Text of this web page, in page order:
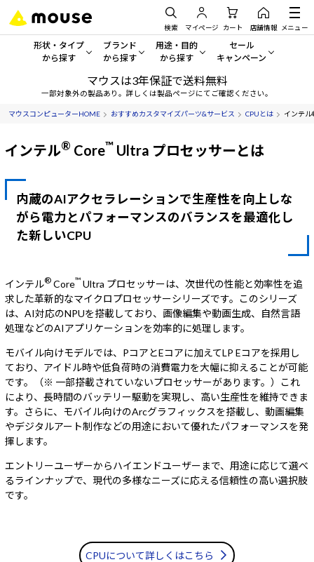
検索 マイページ カート 店舗情報 メニュー
形状・タイプ
から探す
形状・タイプから探す をすべてみる
デスクトップPC
ノートPC
サーバー
ディスプレイ
Windows 11 |Copilot+ PC
ブランド
から探す
mouse
G TUNE
NEXTGEAR
MousePro
Windows 11| Copilot+ PC
用途・目的
から探す
一般向けパソコン
ゲーミングPC・ゲーム向けパソコン
クリエイティブ向け
学習向けパソコン
AIおすすめパソコン
Windows 11|Copilot+ PC
セール
キャンペーン
セール・キャンペーン
期間限定セール
おすすめ目玉パソコン
今イチオシのパソコンをピッ
Copilot+ PC
マウスは3年保証で送料無料
一部対象外の製品あり。詳しくは製品ページにてご確認ください。
マウスコンピューターHOME おすすめカスタマイズパーツ&サービス CPUとは インテ
インテル® Core™ Ultra プロセッサーとは
内蔵のAIアクセラレーションで生産性を向上しな
がら電力とパフォーマンスのバランスを最適化し
た新しいCPU
インテル® Core™ Ultra プロセッサーは、次世代の性能と効率性を追
求した革新的なマイクロプロセッサーシリーズです。このシリーズ
は、AI対応のNPUを搭載しており、画像編集や動画生成、自然言語
処理などのAIアプリケーションを効率的に処理します。
モバイル向けモデルでは、PコアとEコアに加えてLP Eコアを採用し
ており、アイドル時や低負荷時の消費電力を大幅に抑えることが可能
です。（※ 一部搭載されていないプロセッサーがあります。）これ
により、長時間のバッテリー駆動を実現し、高い生産性を維持できま
す。さらに、モバイル向けのArcグラフィックスを搭載し、動画編集
やデジタルアート制作などの用途において優れたパフォーマンスを発
揮します。
エントリーユーザーからハイエンドユーザーまで、用途に応じて選べ
るラインナップで、現代の多様なニーズに応える信頼性の高い選択肢
です。
CPUについて詳しくはこちら